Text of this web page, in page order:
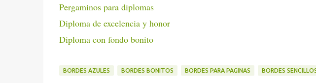
Pergaminos para diplomas
Diploma de excelencia y honor
Diploma con fondo bonito
BORDES AZULES BORDES BONITOS BORDES PARA PAGINAS BORDES